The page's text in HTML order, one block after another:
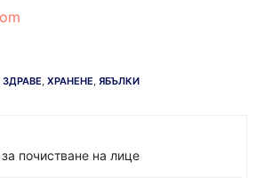
ЗДРАВЕ, ХРАНЕНЕ, ЯБЪЛКИ
почистване на лице